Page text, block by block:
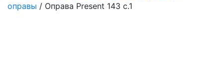
оправы / Оправа Present 143 с.1